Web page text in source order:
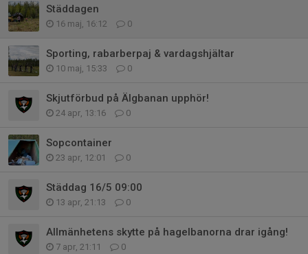
Städdagen
16 maj, 16:12 0
Sporting, rabarberpaj & vardagshjältar
10 maj, 15:33 0
Skjutförbud på Älgbanan upphör!
24 apr, 13:16 0
Sopcontainer
23 apr, 12:01 0
Städdag 16/5 09:00
13 apr, 21:13 0
Allmänhetens skytte på hagelbanorna drar igång!
7 apr, 21:11 0